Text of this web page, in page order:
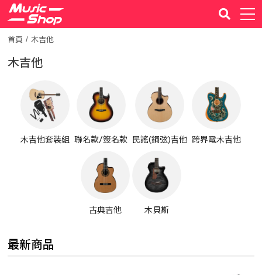
首頁 木吉他
木吉他
木吉他套裝組 聯名款/簽名款 民謠(鋼弦)吉他 跨界電木吉他
古典吉他 木貝斯
最新商品